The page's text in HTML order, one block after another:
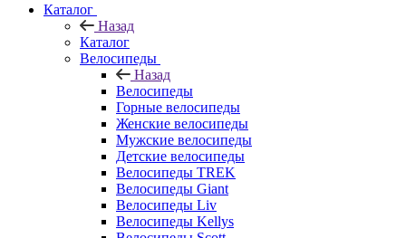
Каталог
Назад
Каталог
Велосипеды
Назад
Велосипеды
Горные велосипеды
Женские велосипеды
Мужские велосипеды
Детские велосипеды
Велосипеды TREK
Велосипеды Giant
Велосипеды Liv
Велосипеды Kellys